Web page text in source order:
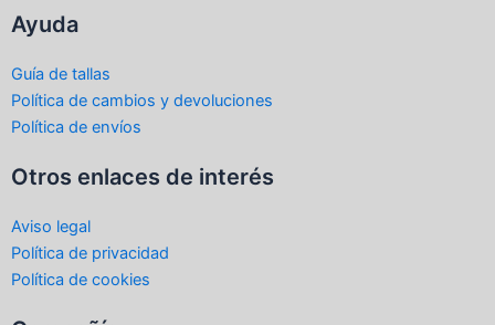
Ayuda
Guía de tallas
Política de cambios y devoluciones
Política de envíos
Otros enlaces de interés
Aviso legal
Política de privacidad
Política de cookies